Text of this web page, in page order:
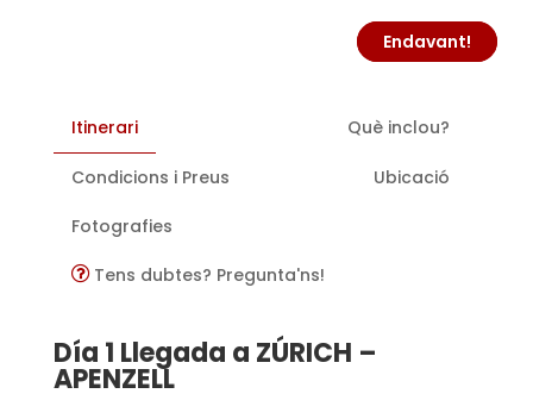
Endavant!
Itinerari Què inclou?
Condicions i Preus Ubicació
Fotografies
Tens dubtes? Pregunta'ns!
Día 1 Llegada a ZÚRICH –
APENZELL